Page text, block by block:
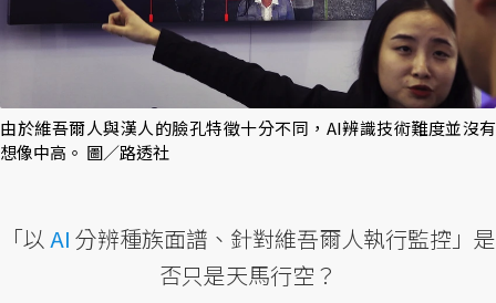
由於維吾爾人與漢人的臉孔特徵十分不同，AI辨識技術難度並沒有
想像中高。 圖／路透社
「以AI 分辨種族面譜、針對維吾爾人執行監控」是
否只是天馬行空？